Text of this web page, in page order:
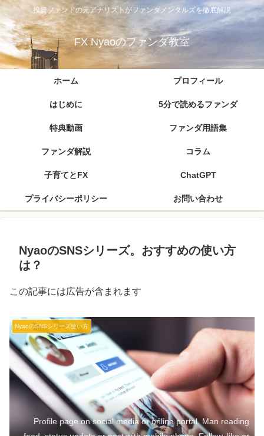
投資ファンドの元アナリストがファンダメンタルズを徹底解説
FX Nyaoのファンダ教室
ホーム プロフィール
はじめに 5分で読めるファンダ
特典動画 ファンダ用語集
ファンダ解説 コラム
子育てとFX ChatGPT
プライバシーポリシー お問い合わせ
NyaoのSNSシリーズ。おすすめの使い方
は？
この記事には広告が含まれます
NyaoのSNSシリーズ使い方
Profile page on social media or online portal. Man reading